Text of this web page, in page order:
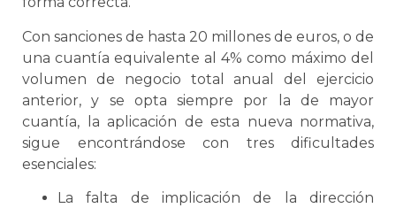
Con sanciones de hasta 20 millones de euros, o de
una cuantía equivalente al 4% como máximo del
volumen de negocio total anual del ejercicio
anterior, y se opta siempre por la de mayor
cuantía, la aplicación de esta nueva normativa,
sigue encontrándose con tres dificultades
esenciales:
La falta de implicación de la dirección